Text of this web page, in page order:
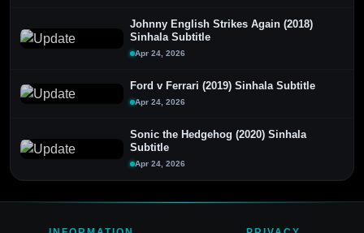
Johnny English Strikes Again (2018)
Sinhala Subtitle
Apr 24, 2026
Ford v Ferrari (2019) Sinhala Subtitle
Apr 24, 2026
Sonic the Hedgehog (2020) Sinhala
Subtitle
Apr 24, 2026